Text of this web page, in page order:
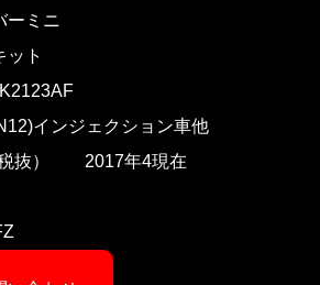
ーミニ
ット
インジェクション車他
税抜） 2017年4現在